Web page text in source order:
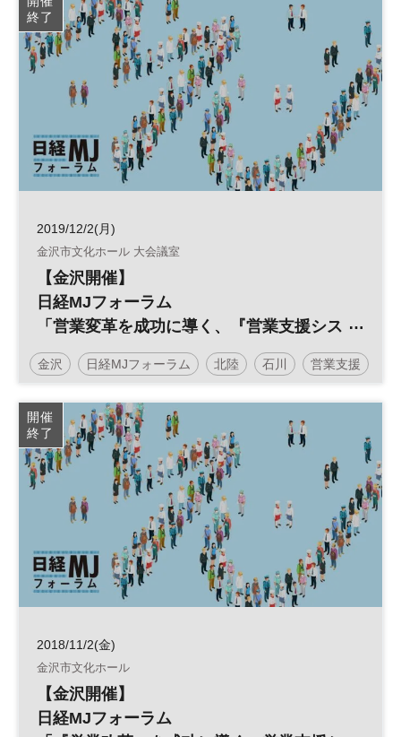
平日夜開催
終了
2019/12/2(月)
金沢市文化ホール 大会議室
【金沢開催】
日経MJフォーラム
「営業変革を成功に導く、『営業支援シス
テム』活用法」
金沢 日経MJフォーラム 北陸 石川 営業支援
組織 営業 営業変革 参加無料
企業活動
開催
終了
2018/11/2(金)
金沢市文化ホール
【金沢開催】
日経MJフォーラム